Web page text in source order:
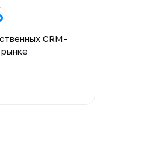
CRM-